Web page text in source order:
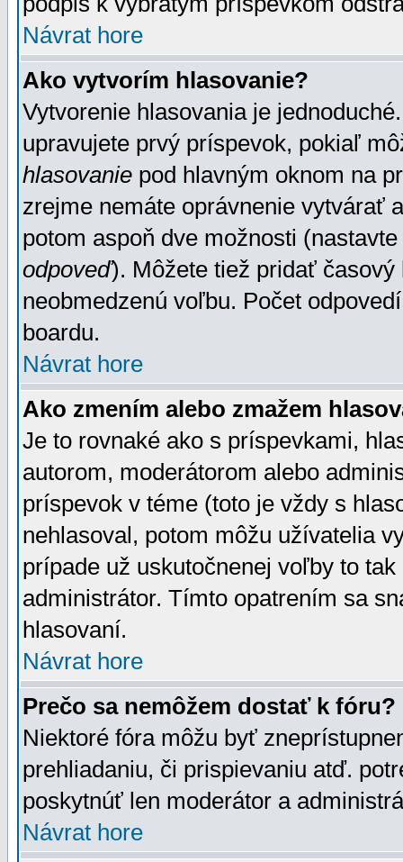
Návrat hore
Ako vytvorím hlasovanie?
Vytvorenie hlasovania je
upravujete prvý príspevok, pokiaľ
hlasovanie pod hlavným oknom na
zrejme nemáte oprávnenie vytvárať
potom aspoň dve možnosti
odpoveď). Môžete tiež pridať
neobmedzenú voľbu. Počet
boardu.
Návrat hore
Ako zmením alebo zmažem
Je to rovnaké ako s príspevkami,
autorom, moderátorom alebo
príspevok v téme (toto je vždy s
nehlasoval, potom môžu užívatelia
prípade už uskutočnenej voľby to
administrátor. Tímto opatrením sa
hlasovaní.
Návrat hore
Prečo sa nemôžem dostať k fóru?
Niektoré fóra môžu byť
prehliadaniu, či prispievaniu atď.
poskytnúť len moderátor a
Návrat hore